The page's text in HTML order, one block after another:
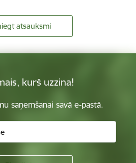
atsauksmi
kurš uzzina!
saņemšanai savā e-pastā.